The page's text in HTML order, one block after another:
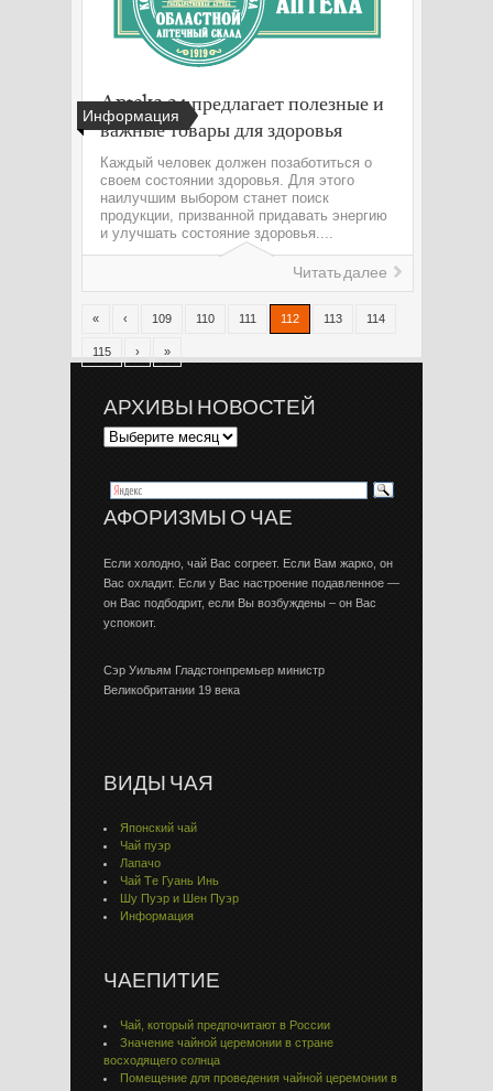
Информация
Apteka 24 предлагает полезные и
важные товары для здоровья
Каждый человек должен позаботиться о
своем состоянии здоровья. Для этого
наилучшим выбором станет поиск
продукции, призванной придавать энергию
и улучшать состояние здоровья....
Читать далее
« ‹ 109 110 111 112 113 114
115 › »
АРХИВЫ НОВОСТЕЙ
АФОРИЗМЫ О ЧАЕ
Если холодно, чай Вас согреет. Если Вам жарко, он
Вас охладит. Если у Вас настроение подавленное —
он Вас подбодрит, если Вы возбуждены – он Вас
успокоит.
Сэр Уильям Гладстонпремьер министр
Великобритании 19 века
ВИДЫ ЧАЯ
Японский чай
Чай пуэр
Лапачо
Чай Тe Гуaнь Инь
Шу Пуэр и Шен Пуэр
Информация
ЧАЕПИТИЕ
Чай, который предпочитают в России
Значение чайной церемонии в стране
восходящего солнца
Помещение для проведения чайной церемонии в